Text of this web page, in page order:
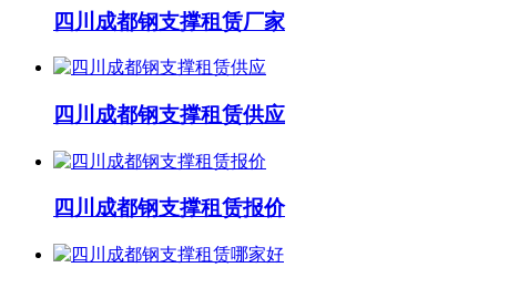
四川成都钢支撑租赁厂家
四川成都钢支撑租赁供应
四川成都钢支撑租赁报价